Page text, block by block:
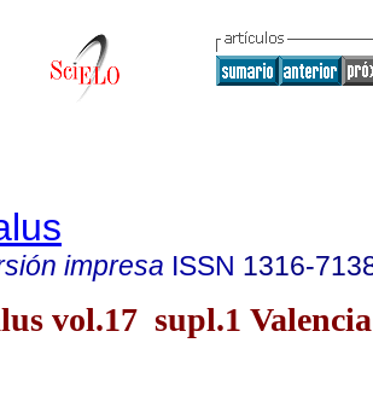
impresa ISSN 1316-
vol.17 supl.1